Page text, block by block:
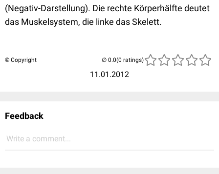
(Negativ-Darstellung). Die rechte Körperhälfte deutet
das Muskelsystem, die linke das Skelett.
© Copyright
11.01.2012
(0 ratings)
Feedback
Write a comment...